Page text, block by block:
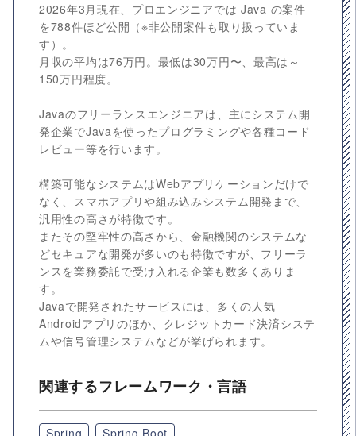
2026年3月現在、プロエンジニアでは Java の案件
を788件ほど公開（※非公開案件も取り扱っていま
す）。
月収の平均は76万円。最低は30万円〜、最高は～
150万円程度。
Javaのフリーランスエンジニアは、主にシステム開
発企業でJavaを使ったプログラミングや各種コード
レビュー等を行います。
構築可能なシステムはWebアプリケーションだけで
なく、スマホアプリや組み込みシステム開発まで、
汎用性の高さが特徴です。
またその堅牢性の高さから、金融機関のシステムな
どセキュアな開発が多いのも特徴ですが、フリーラ
ンスを業務委託で受け入れる企業も数多くありま
す。
Javaで開発されたサービスには、多くの人気
Androidアプリのほか、クレジットカード決済システ
ムや信号管理システムなどが挙げられます。
関連するフレームワーク・言語